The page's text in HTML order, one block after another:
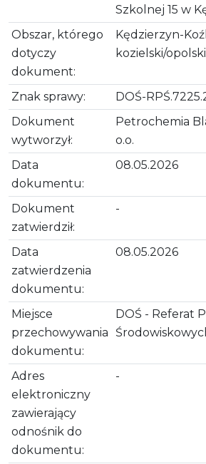
Szkolnej 15 w
Obszar, którego
dotyczy
dokument:
Kędzierzyn-
kozielski/
Znak sprawy:
DOŚ-
Dokument
wytworzył:
Petrochemia
o.o.
Data
dokumentu:
08.05.2026
Dokument
zatwierdził:
-
Data
zatwierdzenia
dokumentu:
08.05.2026
Miejsce
przechowywania
dokumentu:
DOŚ - Referat
Adres
elektroniczny
zawierający
odnośnik do
dokumentu:
-